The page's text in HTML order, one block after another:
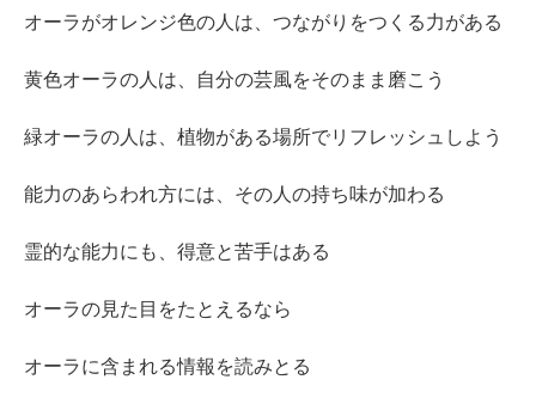
オーラがオレンジ色の人は、つながりをつくる力がある
黄色オーラの人は、自分の芸風をそのまま磨こう
緑オーラの人は、植物がある場所でリフレッシュしよう
能力のあらわれ方には、その人の持ち味が加わる
霊的な能力にも、得意と苦手はある
オーラの見た目をたとえるなら
オーラに含まれる情報を読みとる